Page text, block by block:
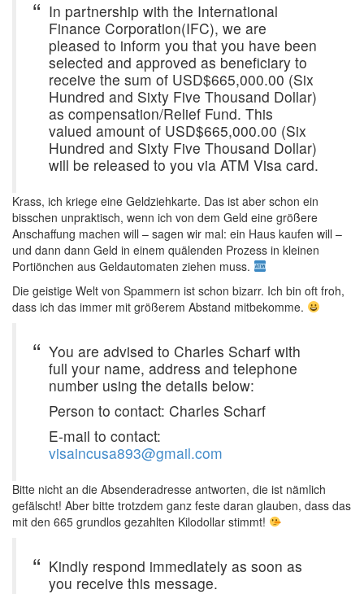
In partnership with the International
Finance Corporation(IFC), we are
pleased to inform you that you have been
selected and approved as beneficiary to
receive the sum of USD$665,000.00 (Six
Hundred and Sixty Five Thousand Dollar)
as compensation/Relief Fund. This
valued amount of USD$665,000.00 (Six
Hundred and Sixty Five Thousand Dollar)
will be released to you via ATM Visa card.
Krass, ich kriege eine Geldziehkarte. Das ist aber schon ein
bisschen unpraktisch, wenn ich von dem Geld eine größere
Anschaffung machen will – sagen wir mal: ein Haus kaufen will –
und dann dann Geld in einem quälenden Prozess in kleinen
Portiönchen aus Geldautomaten ziehen muss.
Die geistige Welt von Spammern ist schon bizarr. Ich bin oft froh,
dass ich das immer mit größerem Abstand mitbekomme.
You are advised to Charles Scharf with
full your name, address and telephone
number using the details below:
Person to contact: Charles Scharf
E-mail to contact:
visaincusa893@gmail.com
Bitte nicht an die Absenderadresse antworten, die ist nämlich
gefälscht! Aber bitte trotzdem ganz feste daran glauben, dass das
mit den 665 grundlos gezahlten Kilodollar stimmt!
Kindly respond immediately as soon as
you receive this message.